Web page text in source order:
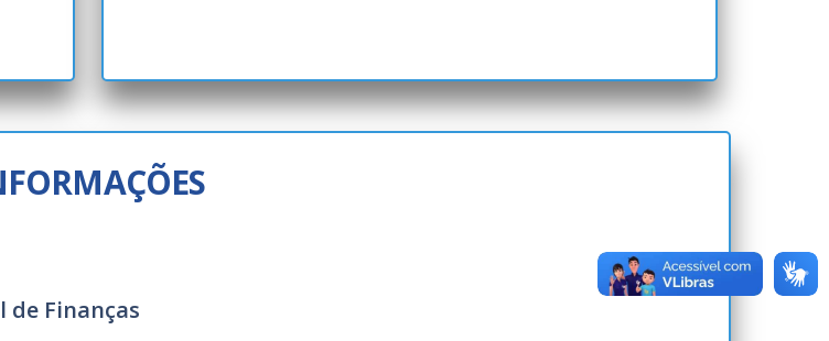
Poupatempo
Recurso Administrativo das Multas de Trânsito
Finanças